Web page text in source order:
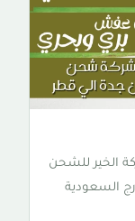
الخير للشحن
السعودية